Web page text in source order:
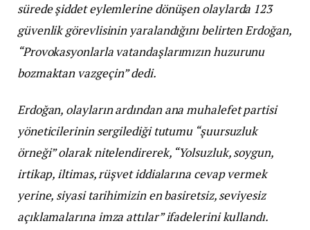
sürede şiddet eylemlerine dönüşen olaylarda 123
güvenlik görevlisinin yaralandığını belirten Erdoğan,
“Provokasyonlarla vatandaşlarımızın huzurunu
bozmaktan vazgeçin” dedi.
Erdoğan, olayların ardından ana muhalefet partisi
yöneticilerinin sergilediği tutumu “şuursuzluk
örneği” olarak nitelendirerek, “Yolsuzluk, soygun,
irtikap, iltimas, rüşvet iddialarına cevap vermek
yerine, siyasi tarihimizin en basiretsiz, seviyesiz
açıklamalarına imza attılar” ifadelerini kullandı.